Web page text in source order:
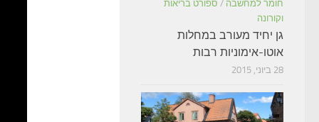
חומר למחשבה / ספורט בריאות
וקורונה
גן יחיד מעורב במחלות
אוטו-אימוניות רבות
28 ביוני, 2015